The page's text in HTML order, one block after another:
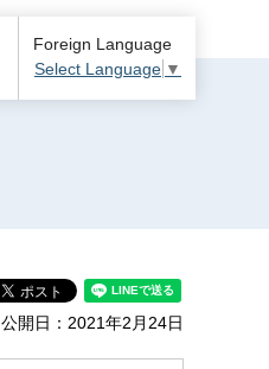
Foreign Language
Select Language ▼
公開日：2021年2月24日